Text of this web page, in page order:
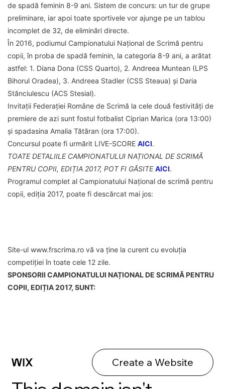
de spadă feminin 8-9 ani. Sistem de concurs: un tur de grupe
preliminare, iar apoi toate sportivele vor ajunge pe un tablou
incomplet de 32, de eliminări directe.
În 2016, podiumul Campionatului Național de Scrimă pentru
copii, în proba de spadă feminin, la categoria 8-9 ani, a arătat
astfel: 1. Diana Dona (CSS Quarto), 2. Andreea Muntean (LPS
Bihorul Oradea), 3. Andreea Stadler (CSS Steaua) și Daria
Stănciulescu (ACS Stesial).
Invitații Federației Române de Scrimă la cele două festivități de
premiere de azi sunt fostul fotbalist Ciprian Marica (ora 13:00)
și spadasina Amalia Tătăran (ora 17:00).
Concursul poate fi urmărit LIVE-SCORE AICI.
TOATE DETALIILE CAMPIONATULUI NAȚIONAL DE SCRIMĂ
PENTRU COPII, EDIȚIA 2017, POT FI GĂSITE AICI.
Programul complet al Campionatului Național de scrimă pentru
copii, ediția 2017, poate fi descărcat mai jos:
Site-ul www.frscrima.ro vă va ține la curent cu evoluția
competiției în toate cele 12 zile.
SPONSORII CAMPIONATULUI NAȚIONAL DE SCRIMĂ PENTRU
COPII, EDIȚIA 2017, SUNT: